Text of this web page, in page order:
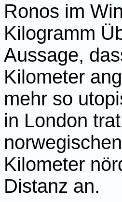
Ronos im
Kilogramm
Aussage,
Kilometer
mehr so
in London
Kilometer
Distanz an.